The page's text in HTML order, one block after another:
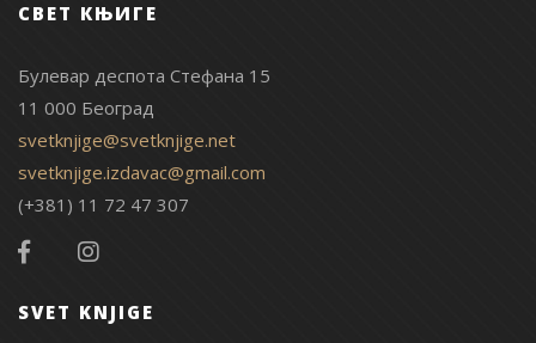
СВЕТ КЊИГЕ
Булевар деспота Стефана 15
11 000 Београд
svetknjige@svetknjige.net
svetknjige.izdavac@gmail.com
(+381) 11 72 47 307
SVET KNJIGE